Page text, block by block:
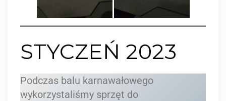
STYCZEŃ 2023
Podczas balu karnawałowego
wykorzystaliśmy sprzęt do